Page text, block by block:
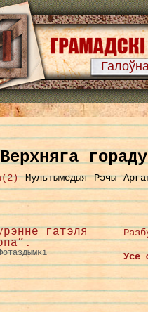
гораду
Мультымедыя Рэчы
гатэля
Усе